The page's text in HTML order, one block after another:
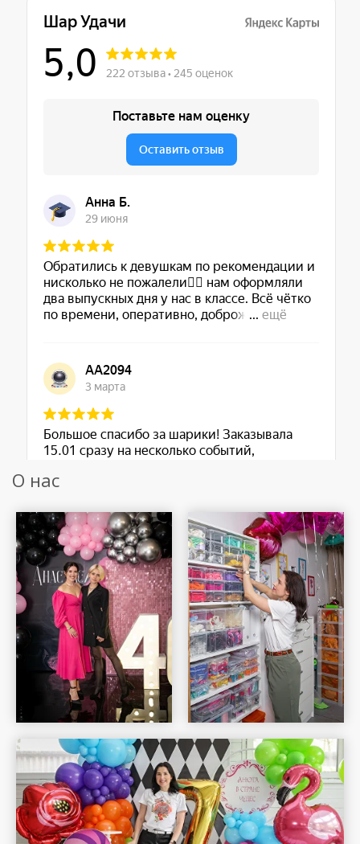
Шар Удачи на карте Москвы — Яндекс Карты
О нас